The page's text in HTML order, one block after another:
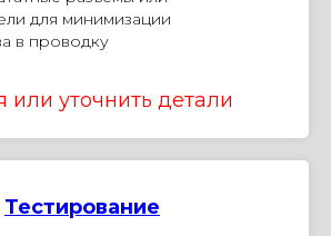
для минимизации
в проводку
или уточнить детали
Тестирование